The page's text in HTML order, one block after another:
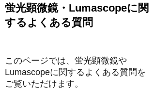
蛍光顕微鏡・Lumascopeに関
するよくある質問
このページでは、蛍光顕微鏡や
Lumascopeに関するよくある質問を
ご覧いただけます。